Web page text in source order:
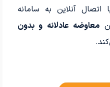
آنلاین به سامانه
معاوضه عادلانه و بدون